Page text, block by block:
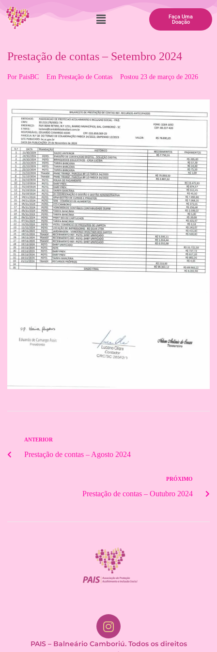
Faça Uma
Doação
Prestação de contas – Setembro 2024
Por PaisBC Em Prestação de Contas Postou 23 de março de 2026
ANTERIOR
Prestação de contas – Agosto 2024
PRÓXIMO
Prestação de contas – Outubro 2024
PAIS – Balneário Camboriú. Todos os direitos